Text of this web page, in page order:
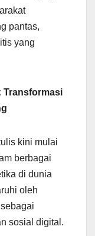
pantas,
yang
Transformasi
kini mulai
berbagai
di dunia
oleh
sosial digital.